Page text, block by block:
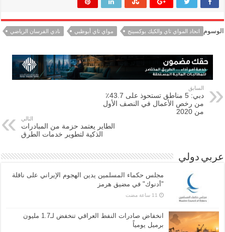
الوسوم اتحاد المواي تاي والكيك بوكسينج مواي تاي أبوظبي نادي الفرسان الرياضي
السابق
دبي: 5 مناطق تستحوذ على 43.7٪
من رخص الأعمال في النصف الأول
من 2020
التالي
الطاير يعتمد حزمة من المبادرات
الذكية لتطوير خدمات الطرق
عربي دولي
مجلس حكماء المسلمين يدين الهجوم الإيراني على ناقلة
"أدنوك" في مضيق هرمز
انخفاض صادرات النفط العراقي تنخفض لـ1.7 مليون
برميل يومياً